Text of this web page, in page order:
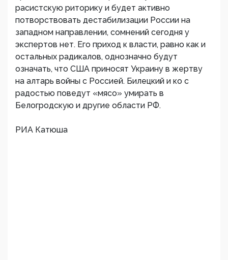
расистскую риторику и будет активно
потворствовать дестабилизации России на
западном направлении, сомнений сегодня у
экспертов нет. Его приход к власти, равно как и
остальных радикалов, однозначно будут
означать, что США приносят Украину в жертву
на алтарь войны с Россией. Билецкий и ко с
радостью поведут «мясо» умирать в
Белогродскую и другие области РФ.
РИА Катюша